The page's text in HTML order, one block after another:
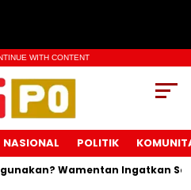
WITH CONTENT
NASIONAL POLITIK
Wamentan Ingatkan